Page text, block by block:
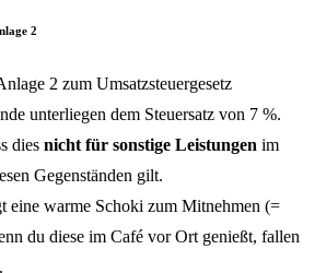
2
2 zum Umsatzsteuergesetz
unterliegen dem Steuersatz von 7 %.
dies nicht für sonstige Leistungen im
Gegenständen gilt.
eine warme Schoki zum Mitnehmen (=
du diese im Café vor Ort genießt, fallen